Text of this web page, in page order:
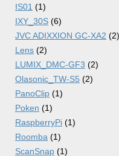
IS01 (1)
IXY_30S (6)
JVC ADIXXION GC-XA2 (2)
Lens (2)
LUMIX_DMC-GF3 (2)
Olasonic_TW-S5 (2)
PanoClip (1)
Poken (1)
RaspberryPi (1)
Roomba (1)
ScanSnap (1)